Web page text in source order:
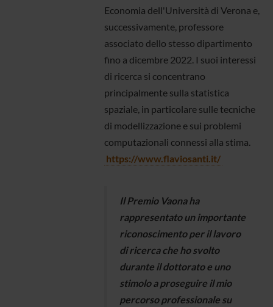
Economia dell'Università di Verona e,
successivamente, professore
associato dello stesso dipartimento
fino a dicembre 2022. I suoi interessi
di ricerca si concentrano
principalmente sulla statistica
spaziale, in particolare sulle tecniche
di modellizzazione e sui problemi
computazionali connessi alla stima.
https://www.flaviosanti.it/
Il Premio Vaona ha
rappresentato un importante
riconoscimento per il lavoro
di ricerca che ho svolto
durante il dottorato e uno
stimolo a proseguire il mio
percorso professionale su